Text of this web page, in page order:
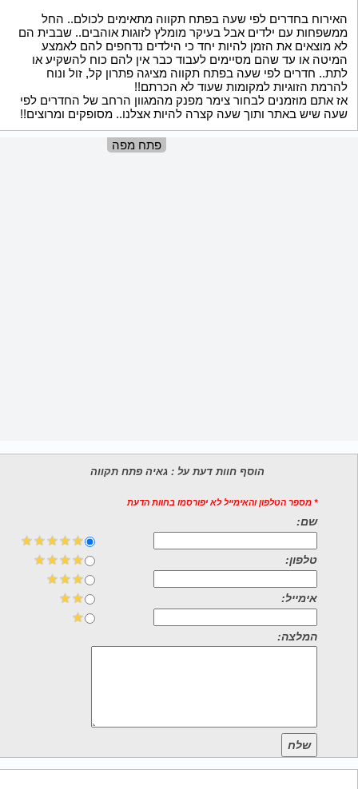
האירוח בחדרים לפי שעה בפתח תקווה מתאימים לכולם.. החל
ממשפחות עם ילדים אבל בעיקר מומלץ לזוגות אוהבים.. שבבית הם
לא מוצאים את הזמן להיות יחד כי הילדים נדחפים להם לאמצע
המיטה או עד שהם מסיימים לעבוד כבר אין להם כוח להשקיע או
לתת.. חדרים לפי שעה בפתח תקווה מציגה פתרון קל, זול ונוח
להרמת הזוגיות למקומות שעוד לא הכרתם!!
אז אתם מוזמנים לבחור צימר מפנק מהמגוון הרחב של החדרים לפי
שעה שיש באתר ותוך שעה קצרה להיות אצלנו.. מסופקים ומרוצים!!
פתח מפה
הוסף חוות דעת על : גאיה פתח תקווה
* מספר הטלפון והאימייל לא יפורסמו בחוות הדעת
שם:
טלפון:
אימייל:
המלצה:
שלח